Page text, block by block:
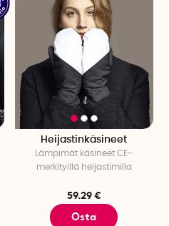
Heijastinkäsineet
Lämpimät käsineet CE-
merkityillä heijastimilla
59.29 €
Osta